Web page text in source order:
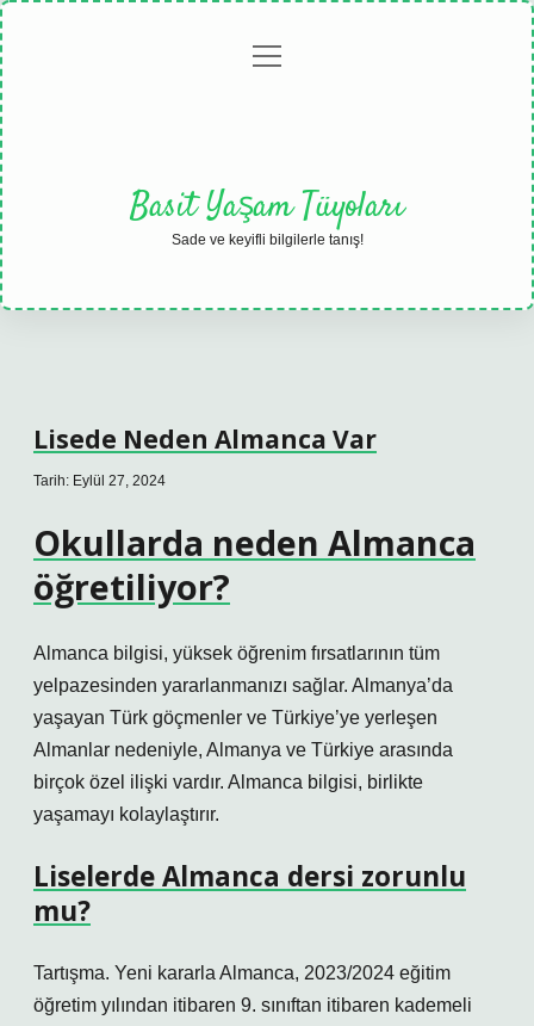
Gizlilikmenüyü
Basit Yaşam Tüyoları
Sade ve keyifli bilgilerle tanış!
Lisede Neden Almanca Var
Tarih: Eylül 27, 2024
Okullarda neden Almanca
öğretiliyor?
Almanca bilgisi, yüksek öğrenim fırsatlarının tüm
yelpazesinden yararlanmanızı sağlar. Almanya’da
yaşayan Türk göçmenler ve Türkiye’ye yerleşen
Almanlar nedeniyle, Almanya ve Türkiye arasında
birçok özel ilişki vardır. Almanca bilgisi, birlikte
yaşamayı kolaylaştırır.
Liselerde Almanca dersi zorunlu
mu?
Tartışma. Yeni kararla Almanca, 2023/2024 eğitim
öğretim yılından itibaren 9. sınıftan itibaren kademeli